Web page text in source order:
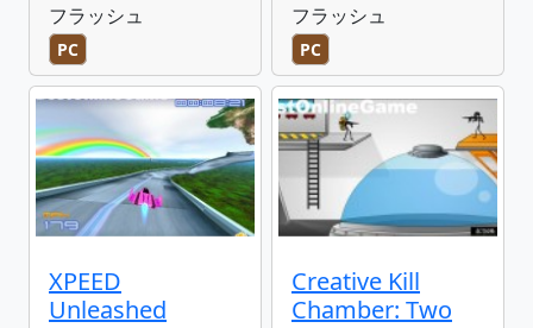
フラッシュ
PC
フラッシュ
PC
XPEED
Unleashed
Creative Kill
Chamber: Two